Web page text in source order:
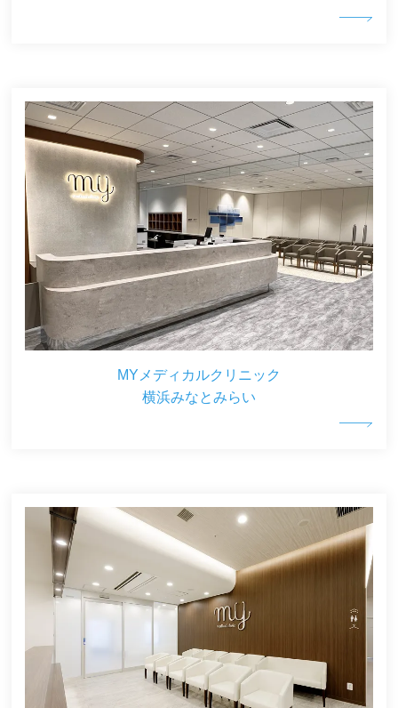
MYメディカルクリニック
横浜みなとみらい